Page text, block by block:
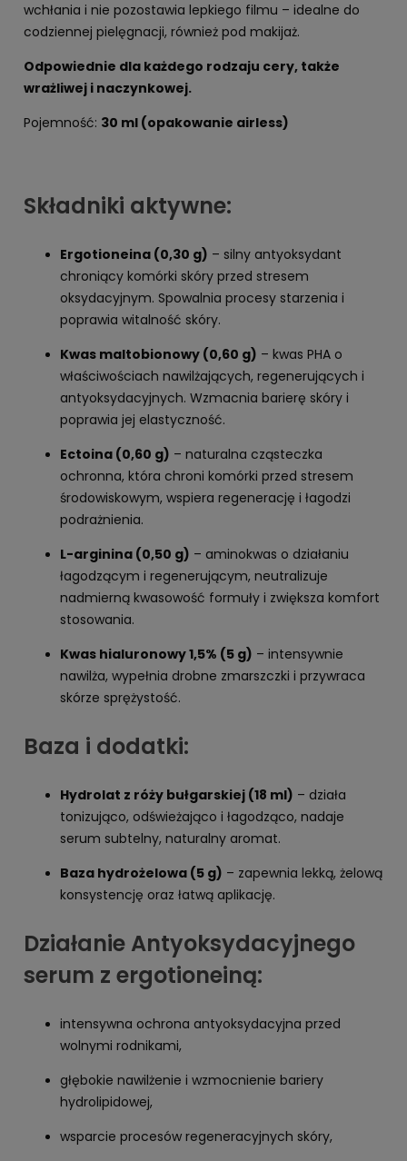
wchłania i nie pozostawia lepkiego filmu – idealne do
codziennej pielęgnacji, również pod makijaż.
Odpowiednie dla każdego rodzaju cery, także
wrażliwej i naczynkowej.
Pojemność: 30 ml (opakowanie airless)
Składniki aktywne:
Ergotioneina (0,30 g) – silny antyoksydant
chroniący komórki skóry przed stresem
oksydacyjnym. Spowalnia procesy starzenia i
poprawia witalność skóry.
Kwas maltobionowy (0,60 g) – kwas PHA o
właściwościach nawilżających, regenerujących i
antyoksydacyjnych. Wzmacnia barierę skóry i
poprawia jej elastyczność.
Ectoina (0,60 g) – naturalna cząsteczka
ochronna, która chroni komórki przed stresem
środowiskowym, wspiera regenerację i łagodzi
podrażnienia.
L-arginina (0,50 g) – aminokwas o działaniu
łagodzącym i regenerującym, neutralizuje
nadmierną kwasowość formuły i zwiększa komfort
stosowania.
Kwas hialuronowy 1,5% (5 g) – intensywnie
nawilża, wypełnia drobne zmarszczki i przywraca
skórze sprężystość.
Baza i dodatki:
Hydrolat z róży bułgarskiej (18 ml) – działa
tonizująco, odświeżająco i łagodząco, nadaje
serum subtelny, naturalny aromat.
Baza hydrożelowa (5 g) – zapewnia lekką, żelową
konsystencję oraz łatwą aplikację.
Działanie Antyoksydacyjnego
serum z ergotioneiną:
intensywna ochrona antyoksydacyjna przed
wolnymi rodnikami,
głębokie nawilżenie i wzmocnienie bariery
hydrolipidowej,
wsparcie procesów regeneracyjnych skóry,